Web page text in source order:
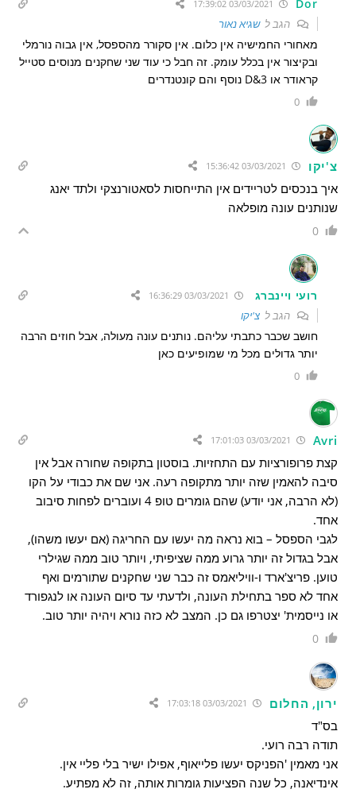
Dor
הגב לשגיא נאור
מאחורי החמישיה אין כלום. אין סקורר מהספסל, אין גבוה נורמלי
ובקיצור אין בכלל עומק. זה חבל כי עוד שני שחקנים מנוסים סטייל
קראודר או 3&D נוסף והם קונטנדרים
0
צ'יקו
איך בנכסים לטריידים אין התייחסות לסאטורנצקי ולתד יאנג
שנותנים עונה מופלאה
0
רועי ויינברג
הגב לצ'יקו
חושב שכבר כתבתי עליהם. נותנים עונה מעולה, אבל חוזים הרבה
יותר גדולים מכל מי שמופיעים כאן
0
Avri
קצת פרופורציות עם התחזיות. בוסטון בתקופה שחורה אבל אין
סיבה להאמין שזה יותר מתקופה רעה. אני שם את כבודי על הקו
(לא הרבה, אני יודע) שהם גומרים טופ 4 ועוברים לפחות סיבוב
אחד.
לגבי הספסל – בוא נראה מה יעשו עם החריגה (אם יעשו משהו),
אבל בגדול זה יותר גרוע ממה שציפיתי, ויותר טוב ממה שגילרי
טוען. פריצ'ארד ו-וויליאמס זה כבר שני שחקנים שתורמים ואף
אחד לא ספר בתחילת העונה, ולדעתי עד סיום העונה או לנגפורד
או נייסמית' יצטרפו גם כן. המצב לא כזה נורא ויהיה יותר טוב.
0
ירון, החלום
בס"ד
תודה רבה רועי.
אני מאמין 'הפניקס יעשו פלייאוף, אפילו ישיר בלי פליי אין.
אינדיאנה, כל שנה הפציעות גומרות אותה, זה לא מפתיע.